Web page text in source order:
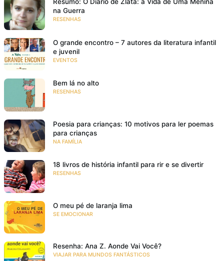
Resumo: O Diário de Zlata: a Vida de Uma Menina
na Guerra
RESENHAS
O grande encontro – 7 autores da literatura infantil
e juvenil
EVENTOS
Bem lá no alto
RESENHAS
Poesia para crianças: 10 motivos para ler poemas
para crianças
NA FAMÍLIA
18 livros de história infantil para rir e se divertir
RESENHAS
O meu pé de laranja lima
SE EMOCIONAR
Resenha: Ana Z. Aonde Vai Você?
VIAJAR PARA MUNDOS FANTÁSTICOS